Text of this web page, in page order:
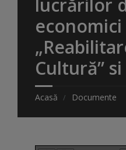
lucrărilor
Cultură”
Acasă Documente